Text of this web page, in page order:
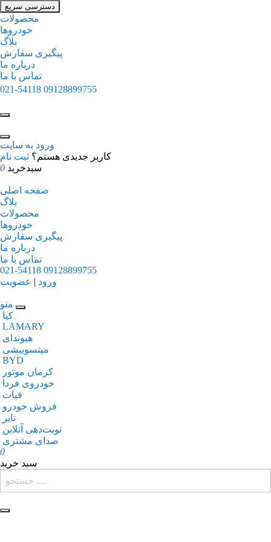
دسترسی سریع
محصولات
خودروها
بلاگ
پیگیری سفارش
درباره ما
تماس با ما
021-54118 09128899755
ورود به سایت
کاربر جدیدی هستم؟ ثبت نام
0 سبدخرید
صفحه اصلی
بلاگ
محصولات
خودروها
پیگیری سفارش
درباره ما
تماس با ما
021-54118 09128899755
ورود | عضویت
منو
کیا
LAMARY
هیوندای
میتسوبیشی
BYD
کرمان موتور
خودروی فردا
فیات
فروش خودرو
تایر
نوبت‌دهی آنلاین
صدای مشتری
0
سبد خرید